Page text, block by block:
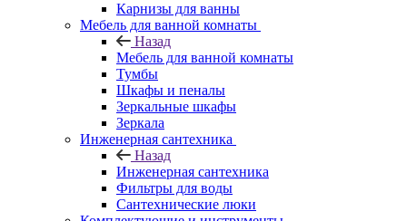
Карнизы для ванны
Мебель для ванной комнаты
Назад
Мебель для ванной комнаты
Тумбы
Шкафы и пеналы
Зеркальные шкафы
Зеркала
Инженерная сантехника
Назад
Инженерная сантехника
Фильтры для воды
Сантехнические люки